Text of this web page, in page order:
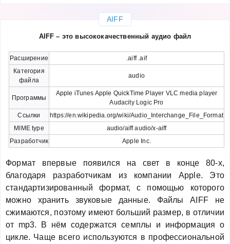
AIFF
AIFF – это высококачественный аудио файл
Расширение
.aiff .aif
Категория
файла
audio
Программы
Apple iTunes Apple QuickTime Player VLC media player
Audacity Logic Pro
Ссылки
https://en.wikipedia.org/wiki/Audio_Interchange_File_Format
MIME type
audio/aiff audio/x-aiff
Разработчик
Apple Inc.
Формат впервые появился на свет в конце 80-х,
благодаря разработчикам из компании Apple. Это
стандартизированный формат, с помощью которого
можно хранить звуковые данные. Файлы AIFF не
сжимаются, поэтому имеют больший размер, в отличии
от mp3. В нём содержатся семплы и информация о
цикле. Чаще всего используются в профессиональной